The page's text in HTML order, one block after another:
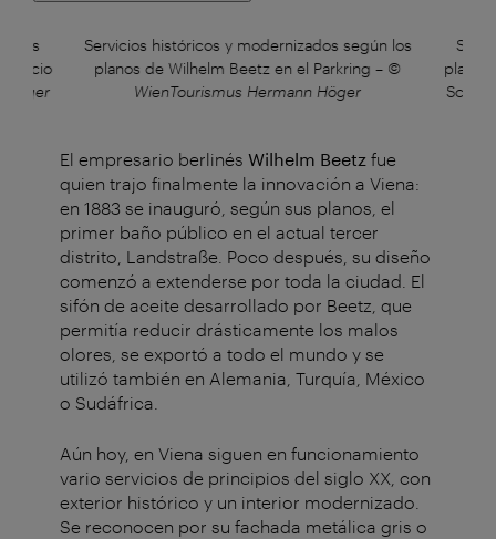
los
Höger
Servicios históricos y modernizados según los
planos de Wilhelm Beetz en el Parkring – ©
WienTourismus Hermann Höger
El empresario berlinés Wilhelm Beetz fue
quien trajo finalmente la innovación a Viena:
en 1883 se inauguró, según sus planos, el
primer baño público en el actual tercer
distrito, Landstraße. Poco después, su diseño
comenzó a extenderse por toda la ciudad. El
sifón de aceite desarrollado por Beetz, que
permitía reducir drásticamente los malos
olores, se exportó a todo el mundo y se
utilizó también en Alemania, Turquía, México
o Sudáfrica.
Aún hoy, en Viena siguen en funcionamiento
vario servicios de principios del siglo XX, con
exterior histórico y un interior modernizado.
Se reconocen por su fachada metálica gris o